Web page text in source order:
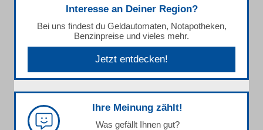
Interesse an Deiner Region?
Bei uns findest du Geldautomaten, Notapotheken,
Benzinpreise und vieles mehr.
Jetzt entdecken!
Ihre Meinung zählt!
Was gefällt Ihnen gut?